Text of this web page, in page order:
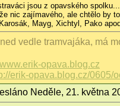
jsou z opavského spolku...
nic zajímavého, ale chtělo by
Mayg, Xichtyl, Pako
vedle tramvajáka, má
www.erik-opava.blog.cz
erik-opava.blog.cz/0605/
Neděle, 21. května